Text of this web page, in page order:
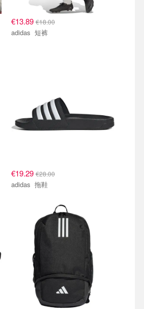
€13.89 €18.00
adidas 短裤
€19.29 €28.00
adidas 拖鞋